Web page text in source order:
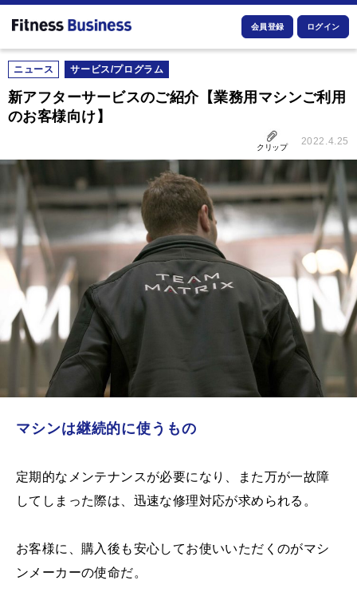
会員登録 ログイン
ニュース サービス/プログラム
新アフターサービスのご紹介【業務用マシンご利用
のお客様向け】
クリップ
2022.4.25
マシンは継続的に使うもの
定期的なメンテナンスが必要になり、また万が一故障
してしまった際は、迅速な修理対応が求められる。
お客様に、購入後も安心してお使いいただくのがマシ
ンメーカーの使命だ。